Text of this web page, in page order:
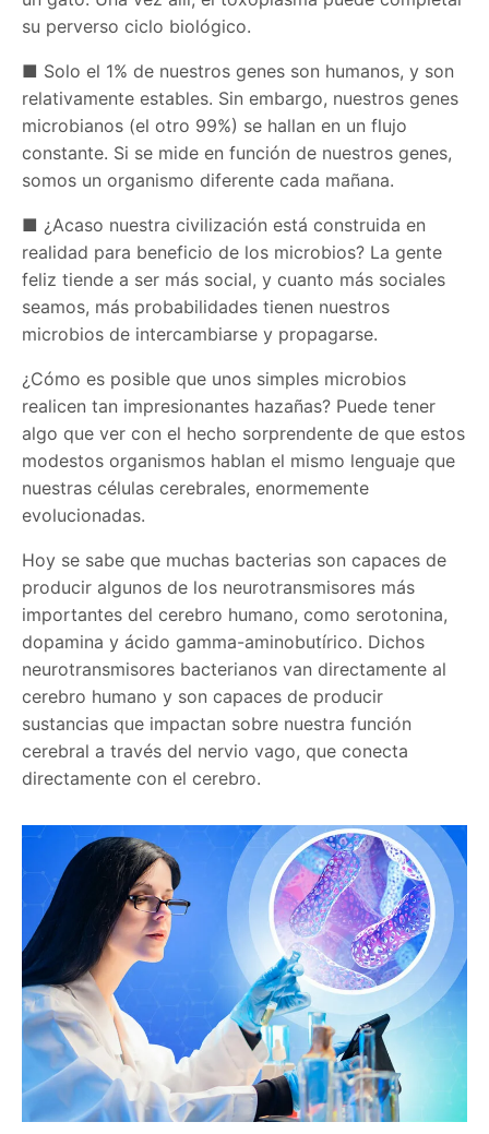
su perverso ciclo biológico.
■ Solo el 1% de nuestros genes son humanos, y son
relativamente estables. Sin embargo, nuestros genes
microbianos (el otro 99%) se hallan en un flujo
constante. Si se mide en función de nuestros genes,
somos un organismo diferente cada mañana.
■ ¿Acaso nuestra civilización está construida en
realidad para beneficio de los microbios? La gente
feliz tiende a ser más social, y cuanto más sociales
seamos, más probabilidades tienen nuestros
microbios de intercambiarse y propagarse.
¿Cómo es posible que unos simples microbios
realicen tan impresionantes hazañas? Puede tener
algo que ver con el hecho sorprendente de que estos
modestos organismos hablan el mismo lenguaje que
nuestras células cerebrales, enormemente
evolucionadas.
Hoy se sabe que muchas bacterias son capaces de
producir algunos de los neurotransmisores más
importantes del cerebro humano, como serotonina,
dopamina y ácido gamma-aminobutírico. Dichos
neurotransmisores bacterianos van directamente al
cerebro humano y son capaces de producir
sustancias que impactan sobre nuestra función
cerebral a través del nervio vago, que conecta
directamente con el cerebro.